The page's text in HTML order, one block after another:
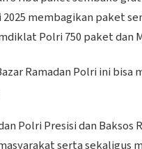
2025 membagikan paket
Polri 750 paket dan
Ramadan Polri ini
Polri Presisi dan Baksos